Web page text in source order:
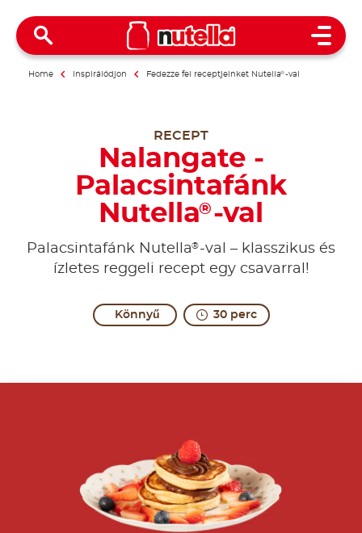
Open
Home Inspirálódjon Fedezze fel receptjeinket Nutella®-val
RECEPT
Nalangate -
Palacsintafánk
Nutella® -val
Palacsintafánk Nutella®-val – klasszikus és
ízletes reggeli recept egy csavarral!
Könnyű 30 perc